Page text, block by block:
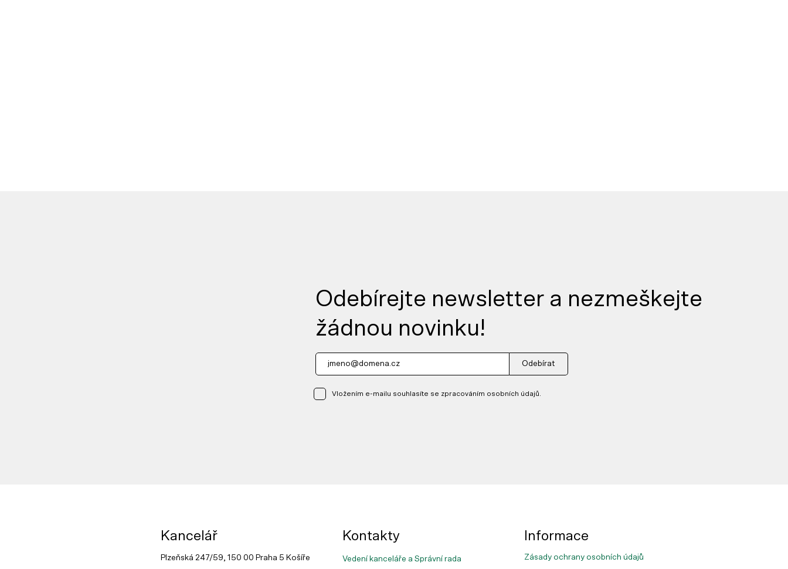
Odebírejte newsletter a nezmeškejte
žádnou novinku!
Odebírat
Vložením e-mailu souhlasíte se zpracováním osobních údajů.
Kancelář
Plzeňská 247/59, 150 00 Praha 5 Košíře
Informace
Zásady ochrany osobních údajů
Kontakty
Vedení kanceláře a Správní rada